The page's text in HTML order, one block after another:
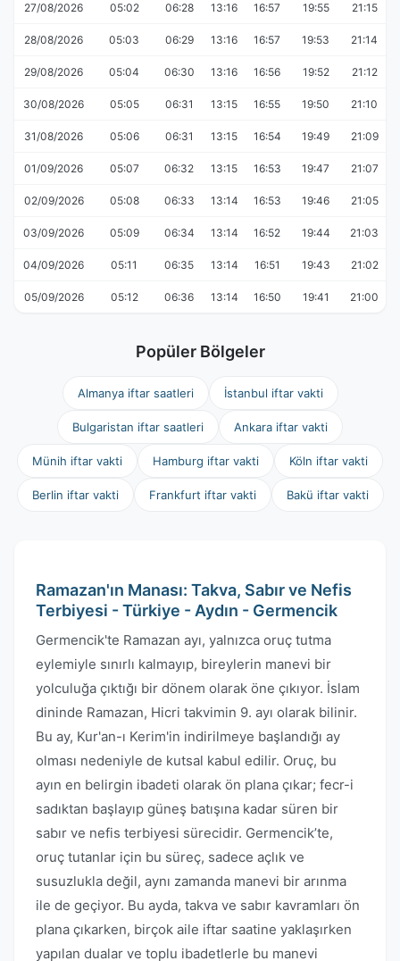
27/08/2026 05:02 06:28 13:16 16:57 19:55 21:15
28/08/2026 05:03 06:29 13:16 16:57 19:53 21:14
29/08/2026 05:04 06:30 13:16 16:56 19:52 21:12
30/08/2026 05:05 06:31 13:15 16:55 19:50 21:10
31/08/2026 05:06 06:31 13:15 16:54 19:49 21:09
01/09/2026 05:07 06:32 13:15 16:53 19:47 21:07
02/09/2026 05:08 06:33 13:14 16:53 19:46 21:05
03/09/2026 05:09 06:34 13:14 16:52 19:44 21:03
04/09/2026 05:11 06:35 13:14 16:51 19:43 21:02
05/09/2026 05:12 06:36 13:14 16:50 19:41 21:00
Popüler Bölgeler
Almanya iftar saatleri İstanbul iftar vakti
Bulgaristan iftar saatleri Ankara iftar vakti
Münih iftar vakti Hamburg iftar vakti Köln iftar vakti
Berlin iftar vakti Frankfurt iftar vakti Bakü iftar vakti
Ramazan'ın Manası: Takva, Sabır ve Nefis
Terbiyesi - Türkiye - Aydın - Germencik
Germencik'te Ramazan ayı, yalnızca oruç tutma
eylemiyle sınırlı kalmayıp, bireylerin manevi bir
yolculuğa çıktığı bir dönem olarak öne çıkıyor. İslam
dininde Ramazan, Hicri takvimin 9. ayı olarak bilinir.
Bu ay, Kur'an-ı Kerim'in indirilmeye başlandığı ay
olması nedeniyle de kutsal kabul edilir. Oruç, bu
ayın en belirgin ibadeti olarak ön plana çıkar; fecr-i
sadıktan başlayıp güneş batışına kadar süren bir
sabır ve nefis terbiyesi sürecidir. Germencik’te,
oruç tutanlar için bu süreç, sadece açlık ve
susuzlukla değil, aynı zamanda manevi bir arınma
ile de geçiyor. Bu ayda, takva ve sabır kavramları ön
plana çıkarken, birçok aile iftar saatine yaklaşırken
yapılan dualar ve toplu ibadetlerle bu manevi